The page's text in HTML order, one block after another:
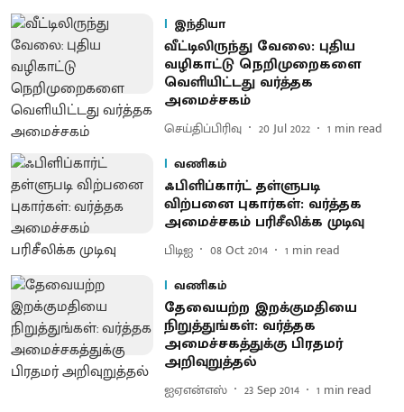
இந்தியா
வீட்டிலிருந்து வேலை: புதிய
வழிகாட்டு நெறிமுறைகளை
வெளியிட்டது வர்த்தக
அமைச்சகம்
செய்திப்பிரிவு 20 Jul 2022 1 min read
வணிகம்
ஃபிளிப்கார்ட் தள்ளுபடி
விற்பனை புகார்கள்: வர்த்தக
அமைச்சகம் பரிசீலிக்க முடிவு
பிடிஐ 08 Oct 2014 1 min read
வணிகம்
தேவையற்ற இறக்குமதியை
நிறுத்துங்கள்: வர்த்தக
அமைச்சகத்துக்கு பிரதமர்
அறிவுறுத்தல்
ஐஏஎன்எஸ் 23 Sep 2014 1 min read